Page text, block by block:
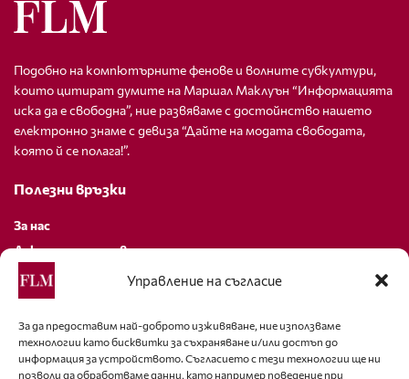
Управление на съгласие
За да предоставим най-доброто изживяване, ние използваме
технологии като бисквитки за съхраняване и/или достъп до
информация за устройството. Съгласието с тези технологии ще ни
позволи да обработваме данни, като например поведение при
Подобно на компютърните фенове и волните субкултури,
които цитират думите на Маршал Маклуън “Информацията
иска да е свободна”, ние развяваме с достойнство нашето
електронно знаме с девиза “Дайте на модата свободата,
която й се полага!”.
Полезни връзки
За нас
Декларация за поверителност
Политика за бисквитки
За контакти
editor@fashion-lifestyle.net